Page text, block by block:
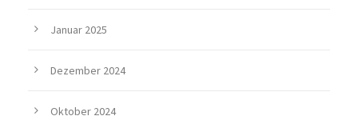
Januar 2025
Dezember 2024
Oktober 2024